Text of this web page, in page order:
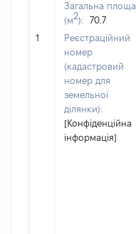
1
Загальна площа
(м2):
70.7
Реєстраційний
номер
(кадастровий
номер для
земельної
ділянки):
[Конфіденційна
інформація]